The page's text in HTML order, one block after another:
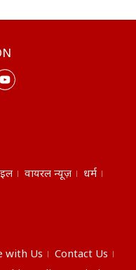
वायरल न्यूज़
धर्म
with Us
Contact Us